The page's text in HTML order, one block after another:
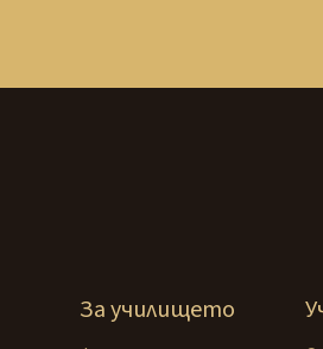
За училището